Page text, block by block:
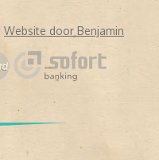
Website door Benjamin